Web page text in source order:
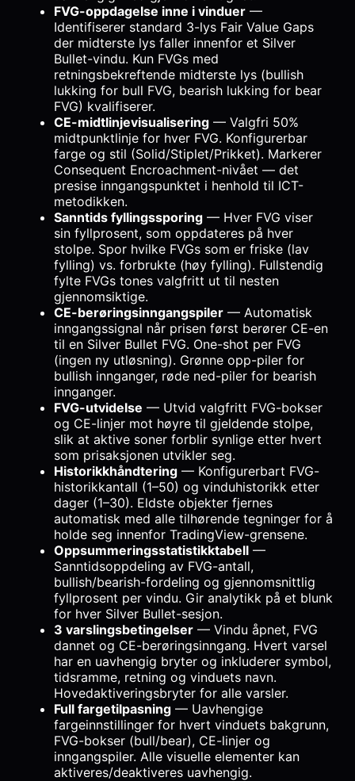
FVG-oppdagelse inne i vinduer —
Identifiserer standard 3-lys Fair Value Gaps
der midterste lys faller innenfor et Silver
Bullet-vindu. Kun FVGs med
retningsbekreftende midterste lys (bullish
lukking for bull FVG, bearish lukking for bear
FVG) kvalifiserer.
CE-midtlinjevisualisering — Valgfri 50%
midtpunktlinje for hver FVG. Konfigurerbar
farge og stil (Solid/Stiplet/Prikket). Markerer
Consequent Encroachment-nivået — det
presise inngangspunktet i henhold til ICT-
metodikken.
Sanntids fyllingssporing — Hver FVG viser
sin fyllprosent, som oppdateres på hver
stolpe. Spor hvilke FVGs som er friske (lav
fylling) vs. forbrukte (høy fylling). Fullstendig
fylte FVGs tones valgfritt ut til nesten
gjennomsiktige.
CE-berøringsinngangspiler — Automatisk
inngangssignal når prisen først berører CE-en
til en Silver Bullet FVG. One-shot per FVG
(ingen ny utløsning). Grønne opp-piler for
bullish innganger, røde ned-piler for bearish
innganger.
FVG-utvidelse — Utvid valgfritt FVG-bokser
og CE-linjer mot høyre til gjeldende stolpe,
slik at aktive soner forblir synlige etter hvert
som prisaksjonen utvikler seg.
Historikkhåndtering — Konfigurerbart FVG-
historikkantall (1–50) og vinduhistorikk etter
dager (1–30). Eldste objekter fjernes
automatisk med alle tilhørende tegninger for å
holde seg innenfor TradingView-grensene.
Oppsummeringsstatistikktabell —
Sanntidsoppdeling av FVG-antall,
bullish/bearish-fordeling og gjennomsnittlig
fyllprosent per vindu. Gir analytikk på et blunk
for hver Silver Bullet-sesjon.
3 varslingsbetingelser — Vindu åpnet, FVG
dannet og CE-berøringsinngang. Hvert varsel
har en uavhengig bryter og inkluderer symbol,
tidsramme, retning og vinduets navn.
Hovedaktiveringsbryter for alle varsler.
Full fargetilpasning — Uavhengige
fargeinnstillinger for hvert vinduets bakgrunn,
FVG-bokser (bull/bear), CE-linjer og
inngangspiler. Alle visuelle elementer kan
aktiveres/deaktiveres uavhengig.